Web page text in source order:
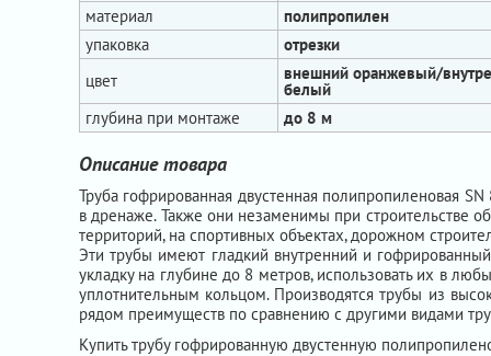
материал
полипропилен
упаковка
отрезки
цвет
внешний оранжевый/
белый
глубина при монтаже
до 8 м
Описание товара
Труба гофрированная двустенная полипропиленовая
в дренаже. Также они незаменимы при строительстве
территорий, на спортивных объектах, дорожном
Эти трубы имеют гладкий внутренний и
укладку на глубине до 8 метров, использовать их в
уплотнительным кольцом. Производятся трубы из
рядом преимуществ по сравнению с другими видами
Купить трубу гофрированную двустенную